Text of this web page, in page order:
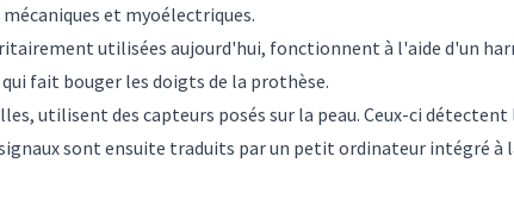
et myoélectriques.
utilisées aujourd'hui, fonctionnent à l'aide d'un
fait bouger les doigts de la prothèse.
utilisent des capteurs posés sur la peau. Ceux-ci
signaux sont ensuite traduits par un petit ordinateur intégré